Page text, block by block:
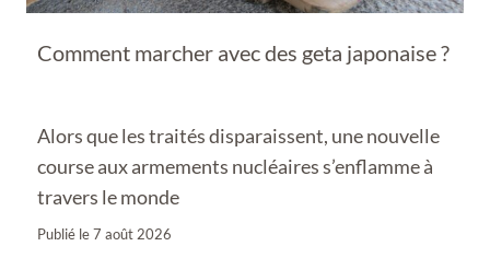
Comment marcher avec des geta japonaise ?
Alors que les traités disparaissent, une nouvelle
course aux armements nucléaires s’enflamme à
travers le monde
Publié le7 août 2026